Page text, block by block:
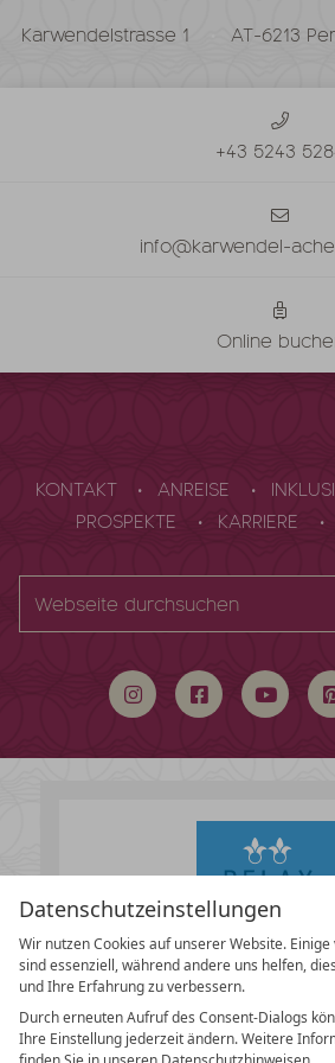
Datenschutzeinstellungen
Wir nutzen Cookies auf unserer Website. Einige
sind essenziell, während andere uns helfen,
und Ihre Erfahrung zu verbessern.
Durch erneuten Aufruf des Consent-Dialogs
Ihre Einstellung jederzeit ändern. Weitere
Karwendelstrasse 1 AT-6213
+43 5243
info@karwendel-
Online
KONTAKT ANREISE
PROSPEKTE
KARRIERE
durchsuchen